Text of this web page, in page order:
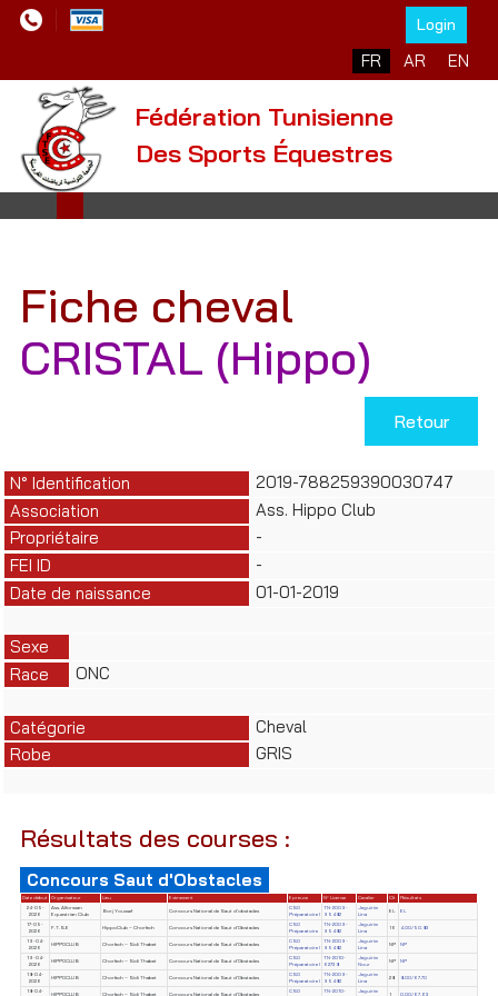
Login
Sélectionnez votre
FR AR EN
Fédération Tunisienne
Des Sports Équestres
Fiche cheval
CRISTAL (Hippo)
Retour
N° Identification
2019-788259390030747
Association
Ass. Hippo Club
Propriétaire
-
FEI ID
-
Date de naissance
01-01-2019
Sexe
Race
ONC
Catégorie
Cheval
Robe
GRIS
Résultats des courses :
Concours Saut d'Obstacles
Date début Organisateur Lieu Evènement Epreuve N° License Cavalier Clt
Résultats
24-05-
2026
Ass. Alforssan
Equestrian Club
Borj Youssef Concours National de Saut d'obstacles
CSO
Préparatoire I
TN-2009-
95482
Jeguirim
Lina
EL EL
17-05-
2026
F.T.S.E HippoClub – Chorfech Concours National de Saut d'Obstacles
CSO
Préparatoire
TN-2009-
95482
Jeguirim
Lina
16 4.00/50.83
19-04-
2026
HIPPOCLUB Chorfech – Sidi Thabet Concours National de Saut d'Obstacles
CSO
Préparatoire I
TN-2009-
95482
Jeguirim
Lina
NP NP
19-04-
2026
HIPPOCLUB Chorfech – Sidi Thabet Concours National de Saut d'Obstacles
CSO
Préparatoire I
TN-2010-
62738
Jeguirim
Nour
NP NP
18-04-
2026
HIPPOCLUB Chorfech – Sidi Thabet Concours National de Saut d'Obstacles
CSO
Préparatoire I
TN-2009-
95482
Jeguirim
Lina
28 8.00/67.70
18-04-
HIPPOCLUB Chorfech – Sidi Thabet Concours National de Saut d'Obstacles
CSO
TN-2010-
Jeguirim
1 0.00/67.63